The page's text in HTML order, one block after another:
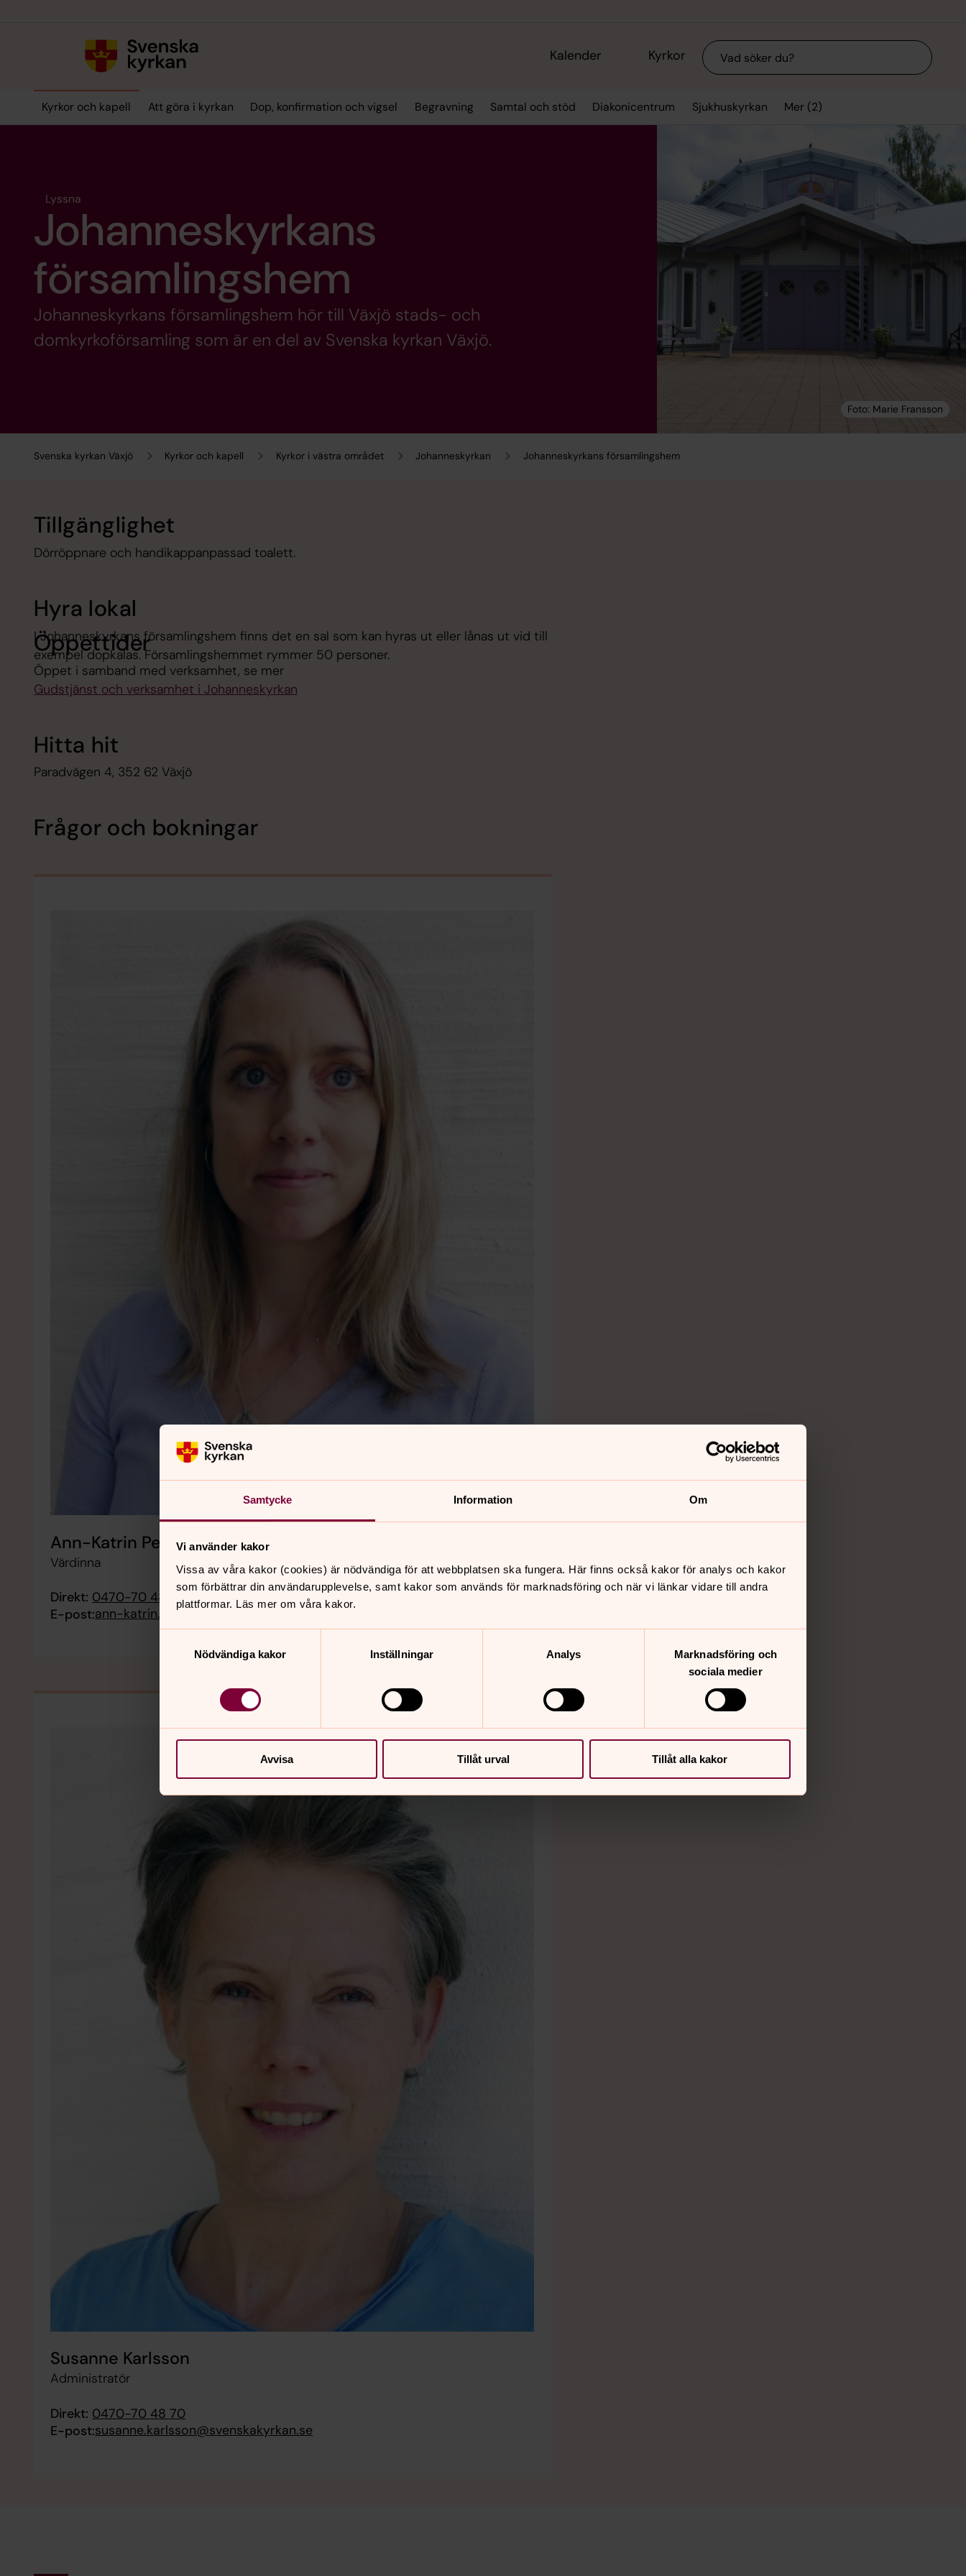
Samtycke Information Om
Vi använder kakor
Vissa av våra kakor (cookies) är nödvändiga för att webbplatsen ska fungera. Här finns också kakor för analys och kakor
som förbättrar din användarupplevelse, samt kakor som används för marknadsföring och när vi länkar vidare till andra
plattformar. Läs mer om våra kakor.
Nödvändiga kakor
Inställningar Analys
Marknadsföring och
sociala medier
Avvisa Tillåt urval Tillåt alla kakor
Kalender Kyrkor Sök
Kyrkor och kapell Att göra i kyrkan Dop, konfirmation och vigsel Begravning Samtal och stöd Diakonicentrum Sjukhuskyrkan Mer (2)
Svenska kyrkan Växjö Kyrkor och kapell Kyrkor i västra området Johanneskyrkan Johanneskyrkans församlingshem
Lyssna
Johanneskyrkans
församlingshem
Johanneskyrkans församlingshem hör till Växjö stads- och
domkyrkoförsamling som är en del av Svenska kyrkan Växjö.
Tillgänglighet
Dörröppnare och handikappanpassad toalett.
Hyra lokal
I Johanneskyrkans församlingshem finns det en sal som kan hyras ut eller lånas ut vid till
exempel dopkalas. Församlingshemmet rymmer 50 personer.
Öppettider
Öppet i samband med verksamhet, se mer
Gudstjänst och verksamhet i Johanneskyrkan
Hitta hit
Paradvägen 4, 352 62 Växjö
Frågor och bokningar
Ann-Katrin Pettersson
Värdinna
Direkt: 0470-70 48 68
E-post:ann-katrin.pettersson@svenskakyrkan.se
Susanne Karlsson
Administratör
Direkt: 0470-70 48 70
E-post:susanne.karlsson@svenskakyrkan.se